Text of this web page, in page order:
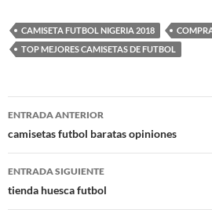
CAMISETA FUTBOL NIGERIA 2018
TOP MEJORES CAMISETAS DE FUTBOL
Navegación
de
entradas
ENTRADA ANTERIOR
camisetas futbol baratas opiniones
ENTRADA SIGUIENTE
tienda huesca futbol